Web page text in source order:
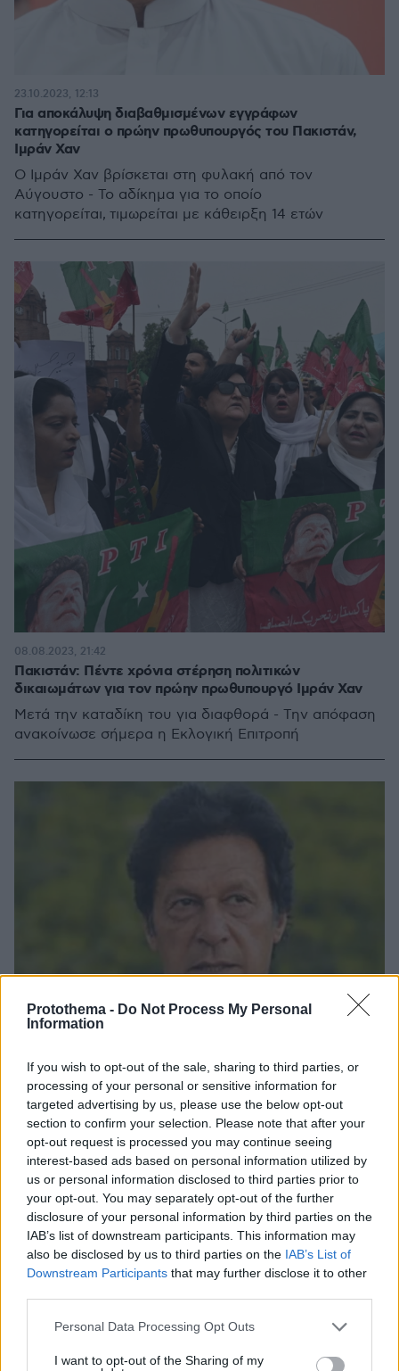
Protothema - Do Not Process My Personal
Information
If you wish to opt-out of the sale, sharing to third parties, or
processing of your personal or sensitive information for
targeted advertising by us, please use the below opt-out
section to confirm your selection. Please note that after your
opt-out request is processed you may continue seeing
interest-based ads based on personal information utilized by
us or personal information disclosed to third parties prior to
your opt-out. You may separately opt-out of the further
disclosure of your personal information by third parties on the
IAB’s list of downstream participants. This information may
also be disclosed by us to third parties on the IAB’s List of
Downstream Participants that may further disclose it to other
Please note that this website/app uses one or more Google
not limited to your visit or usage behaviour. You may click to
Personal Data Processing Opt Outs
I want to opt-out of the Sharing of my
Για αποκάλυψη διαβαθμισμένων εγγράφων
κατηγορείται ο πρώην πρωθυπουργός του Πακιστάν,
Ιμράν Χαν
Ο Ιμράν Χαν βρίσκεται στη φυλακή από τον
Αύγουστο - Το αδίκημα για το οποίο
κατηγορείται, τιμωρείται με κάθειρξη 14 ετών
23.10.2023, 12:13
Πακιστάν: Πέντε χρόνια στέρηση πολιτικών
δικαιωμάτων για τον πρώην πρωθυπουργό Ιμράν Χαν
Μετά την καταδίκη του για διαφθορά - Την απόφαση
ανακοίνωσε σήμερα η Εκλογική Επιτροπή
08.08.2023, 21:42
Ο πρώην πρωθυπουργός του Πακιστάν, Ιμράν Χαν
καταδικάσθηκε σε φυλάκιση τριών ετών για διαφθορά
Η πακιστανική αστυνομία συνέλαβε τον πρώην
πρωθυπουργό της χώρας στην κατοικία του στη
Λαχόρη
1